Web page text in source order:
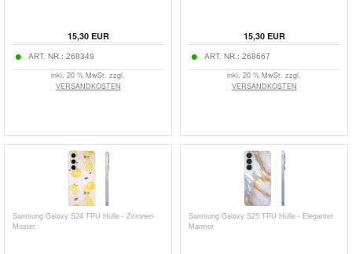
15,30 EUR
ART. NR.: 268349
inkl. 20 % MwSt. zzgl.
VERSANDKOSTEN
15,30 EUR
ART. NR.: 268667
inkl. 20 % MwSt. zzgl.
VERSANDKOSTEN
Samsung Galaxy S24 TPU Hülle - Zitronen-
Muster
Samsung Galaxy S25 TPU Hülle - Eleganter
Marmor